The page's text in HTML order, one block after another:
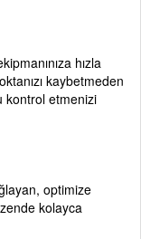
hızla
kaybetmeden
kontrol etmenizi
optimize
kolayca